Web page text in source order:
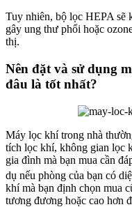
Tuy nhiên, bộ lọc HEPA sẽ
gây ung thư phổi hoặc
thị.
Nên đặt và sử dụng
đâu là tốt nhất?
Máy lọc khí trong nhà
tích lọc khí, không gian lọc
gia đình mà bạn mua cần
dụ nếu phòng của bạn có
khí mà bạn định chọn mua
tương đương hoặc cao hơn